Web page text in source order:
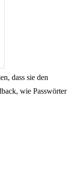
dass sie den
wie Passwörter